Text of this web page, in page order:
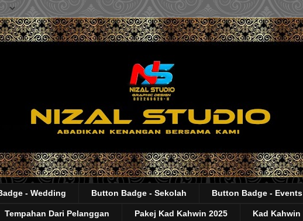
- Wedding Button Badge - Sekolah Button Badge - Events
Tempahan Dari Pelanggan Pakej Kad Kahwin 2025 Kad Kahwin